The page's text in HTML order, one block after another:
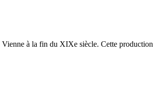
à la fin du XIXe siècle. Cette production